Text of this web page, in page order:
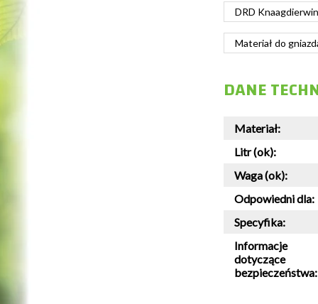
DRD
Materiał do
DANE
Materiał:
Litr (ok):
Waga (ok):
Odpowiedni dla:
Specyfika:
Informacje
dotyczące
bezpieczeństwa: